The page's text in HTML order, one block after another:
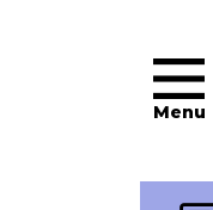
Menu